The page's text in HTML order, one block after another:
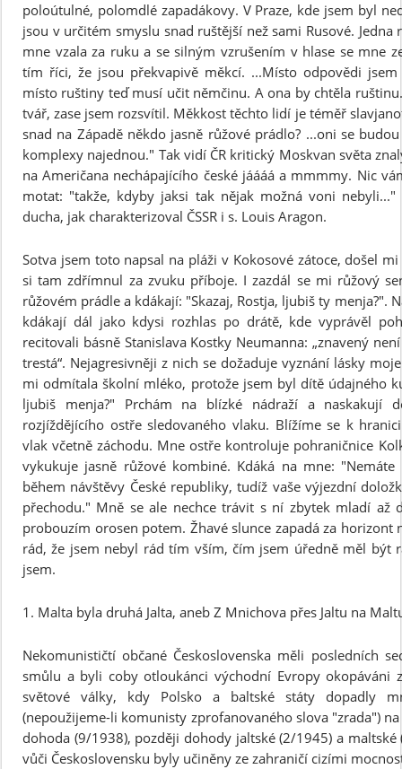
poloútulné, polomdlé zapadákovy. V Praze, kde jsem byl
jsou v určitém smyslu snad ruštější než sami Rusové.
mne vzala za ruku a se silným vzrušením v hlase se mne
tím říci, že jsou překvapivě měkcí. ...Místo odpovědi
místo ruštiny teď musí učit němčinu. A ona by chtěla
tvář, zase jsem rozsvítil. Měkkost těchto lidí je téměř
snad na Západě někdo jasně růžové prádlo? ...oni se
komplexy najednou." Tak vidí ČR kritický Moskvan světa
na Američana nechápajícího české jáááá a mmmmy. Nic
motat: "takže, kdyby jaksi tak nějak možná voni
ducha, jak charakterizoval ČSSR i s. Louis Aragon.
Sotva jsem toto napsal na pláži v Kokosové zátoce, došel
si tam zdřímnul za zvuku příboje. I zazdál se mi růžový
růžovém prádle a kdákají: "Skazaj, Rostja, ljubiš ty menja?".
kdákají dál jako kdysi rozhlas po drátě, kde vyprávěl
recitovali básně Stanislava Kostky Neumanna: „znavený
trestá“. Nejagresivněji z nich se dožaduje vyznání lásky
mi odmítala školní mléko, protože jsem byl dítě údajného
ljubiš menja?" Prchám na blízké nádraží a naskakují
rozjíždějícího ostře sledovaného vlaku. Blížíme se k
vlak včetně záchodu. Mne ostře kontroluje pohraničnice
vykukuje jasně růžové kombiné. Kdáká na mne:
během návštěvy České republiky, tudíž vaše výjezdní
přechodu." Mně se ale nechce trávit s ní zbytek mladí až
probouzím orosen potem. Žhavé slunce zapadá za horizont
rád, že jsem nebyl rád tím vším, čím jsem úředně měl být
jsem.
1. Malta byla druhá Jalta, aneb Z Mnichova přes Jaltu na
Nekomunističtí občané Československa měli posledních
smůlu a byli coby otloukánci východní Evropy okopáváni
světové války, kdy Polsko a baltské státy dopadly
(nepoužijeme-li komunisty zprofanovaného slova "zrada")
dohoda (9/1938), později dohody jaltské (2/1945) a
vůči Československu byly učiněny ze zahraničí cizími